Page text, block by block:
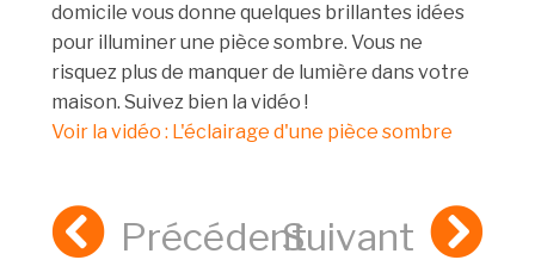
domicile vous donne quelques brillantes idées
pour illuminer une pièce sombre. Vous ne
risquez plus de manquer de lumière dans votre
maison. Suivez bien la vidéo !
Voir la vidéo : L'éclairage d'une pièce sombre
PrécédentSuivant